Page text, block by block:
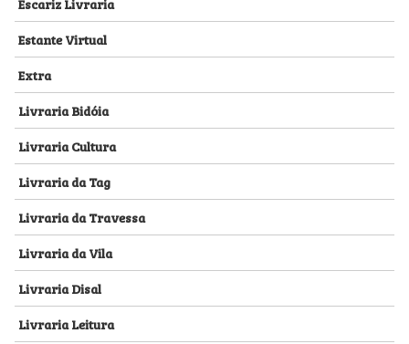
Estante Virtual
Extra
Livraria Bidóia
Livraria Cultura
Livraria da Tag
Livraria da Travessa
Livraria da Vila
Livraria Disal
Livraria Leitura